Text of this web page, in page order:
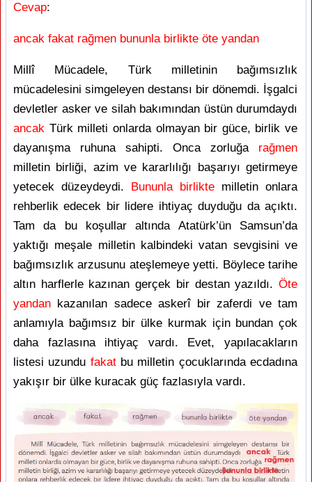
Cevap:
ancak fakat rağmen bununla birlikte öte yandan
Millî Mücadele, Türk milletinin bağımsızlık
mücadelesini simgeleyen destansı bir dönemdi. İşgalci
devletler asker ve silah bakımından üstün durumdaydı
ancak Türk milleti onlarda olmayan bir güce, birlik ve
dayanışma ruhuna sahipti. Onca zorluğa rağmen
milletin birliği, azim ve kararlılığı başarıyı getirmeye
yetecek düzeydeydi.
Bununla birlikte milletin onlara
rehberlik edecek bir lidere ihtiyaç duyduğu da açıktı.
Tam da bu koşullar altında Atatürk’ün Samsun’da
yaktığı meşale milletin kalbindeki vatan sevgisini ve
bağımsızlık arzusunu ateşlemeye yetti. Böylece tarihe
altın harflerle kazınan gerçek bir destan yazıldı. Öte
yandan kazanılan sadece askerî bir zaferdi ve tam
anlamıyla bağımsız bir ülke kurmak için bundan çok
daha fazlasına ihtiyaç vardı. Evet, yapılacakların
listesi uzundu fakat bu milletin çocuklarında ecdadına
yakışır bir ülke kuracak güç fazlasıyla vardı.